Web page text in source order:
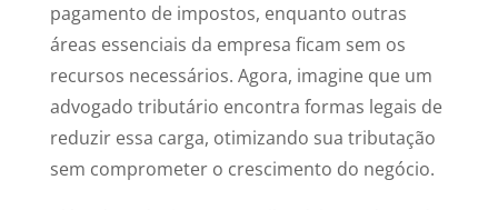
pagamento de impostos, enquanto outras
áreas essenciais da empresa ficam sem os
recursos necessários. Agora, imagine que um
advogado tributário encontra formas legais de
reduzir essa carga, otimizando sua tributação
sem comprometer o crescimento do negócio.